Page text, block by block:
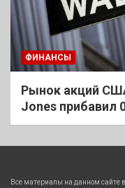
ФИНАНСЫ
Рынок акций
Jones прибавил
Все материалы на данном сайте